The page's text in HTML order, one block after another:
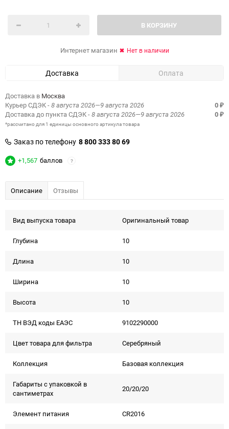
В КОРЗИНУ
Интернет магазин Нет в наличии
Доставка Оплата
Доставка в Москва
Курьер СДЭК- 8 августа 2026—9 августа 2026 0 ₽
Доставка до пункта СДЭК- 8 августа 2026—9 августа 2026 0 ₽
*рассчитано для 1 единицы основного артикула товара
Заказ по телефону 8 800 333 80 69
+1,567 баллов ?
Описание Отзывы
Вид выпуска товара Оригинальный товар
Глубина 10
Длина 10
Ширина 10
Высота 10
ТН ВЭД коды ЕАЭС 9102290000
Цвет товара для фильтра Серебряный
Коллекция Базовая коллекция
Габариты с упаковкой в
сантиметрах
20/20/20
Элемент питания CR2016